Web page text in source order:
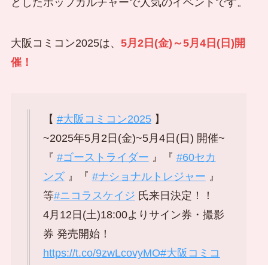
としたポップカルチャーで人気のイベントです。
大阪コミコン2025は、 5月2日(金)～5月4日(日)開
催！
【 #大阪コミコン2025】
~2025年5月2日(金)~5月4日(日) 開催~
『 #ゴーストライダー 』『 #60セカ
ンズ』『 #ナショナルトレジャー 』
等#ニコラスケイジ 氏来日決定！！
4月12日(土)18:00よりサイン券・撮影
券 発売開始！
https://t.co/9zwLcovyMO#大阪コミコ